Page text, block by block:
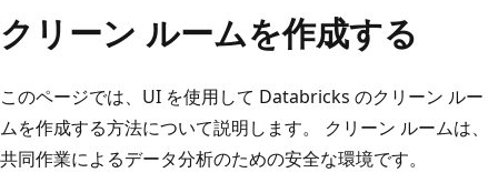
クリーン ルームを作成する
このページでは、UI を使用して Databricks のクリーン ルー
ムを作成する方法について説明します。 クリーン ルームは、
共同作業によるデータ分析のための安全な環境です。